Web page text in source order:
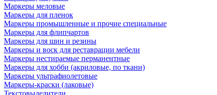
Маркеры меловые
Маркеры для пленок
Маркеры промышленные и прочие специальные
Маркеры для флипчартов
Маркеры для шин и резины
Маркеры и воск для реставрации мебели
Маркеры нестираемые перманентные
Маркеры для хобби (акриловые, по ткани)
Маркеры ультрафиолетовые
Маркеры-краски (лаковые)
Текстовыделители